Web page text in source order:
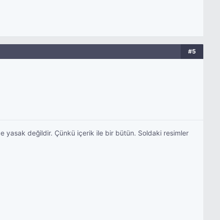
#5
yasak değildir. Çünkü içerik ile bir bütün. Soldaki resimler